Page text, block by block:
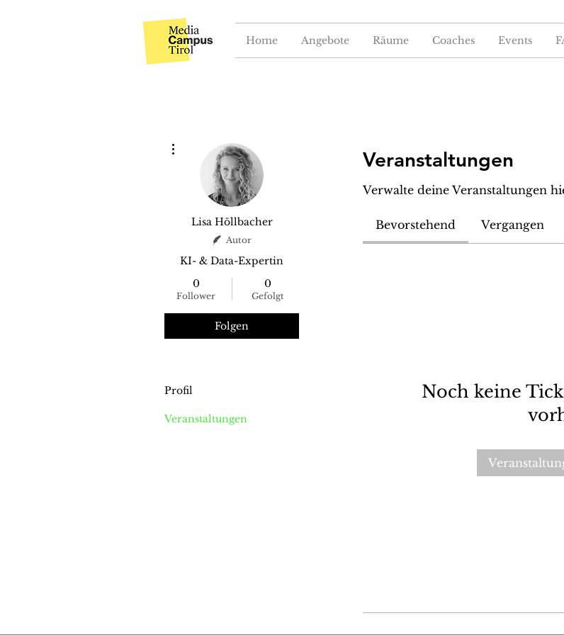
Home Angebote Räume Coaches Events
Veranstaltungen
Verwalte deine Veranstaltungen
Bevorstehend Vergangen
Noch keine
Lisa Höllbacher
Autor
KI- & Data-Expertin
0
Follower
0
Gefolgt
Folgen
Profil
Veranstaltungen